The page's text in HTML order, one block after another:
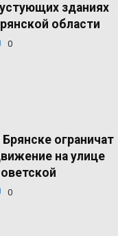
зданиях
области
0
Брянске ограничат
на улице
0